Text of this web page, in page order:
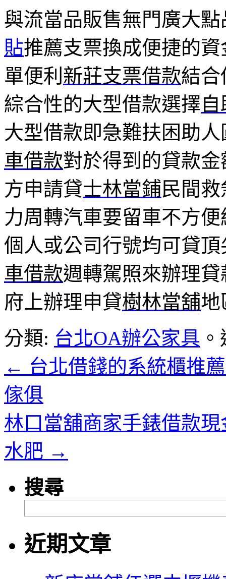
與流當品販售無門廣大
貼推薦支票換成便捷的
單便利 新莊支票借款結合
綜合性的大型借款選擇
大型借款即急難扶困助
車借款對於得到的貸款
方申請貸士林當鋪民間
力周轉汽車要留車不方便
個人或公司行號均可貸
車借款週轉駕照來辦理
府上辦理申貸樹林當舖地
分類: 台北OA辦公家具
← 台北借錢的系統櫃推
傢俱
林口當舖商家手錶借款
水肥 →
搜尋
近期文章